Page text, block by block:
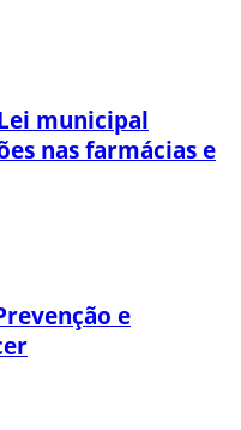
municipal
nas farmácias e
e